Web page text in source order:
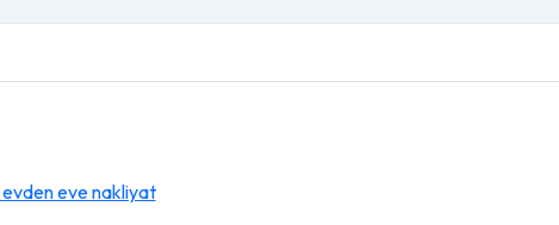
eve nakliyat